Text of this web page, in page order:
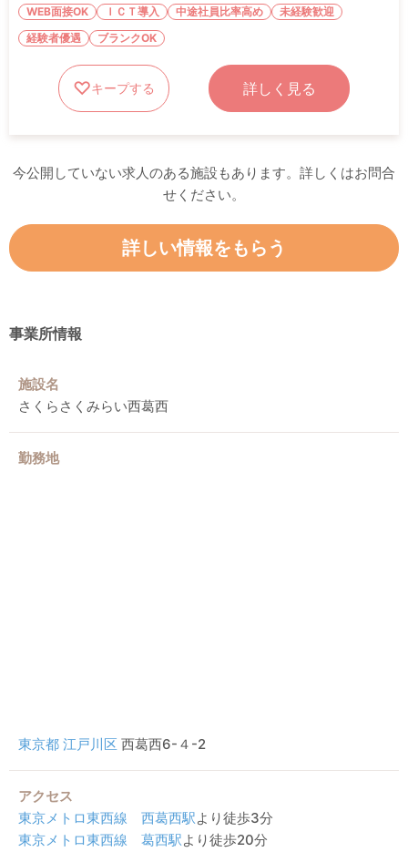
WEB面接OK ＩＣＴ導入 中途社員比率高め
未経験歓迎
経験者優遇
ブランクOK
キープする 詳しく見る
今公開していない求人のある施設もあります。詳しくはお問合
せください。
詳しい情報をもらう
事業所情報
施設名
さくらさくみらい西葛西
勤務地
東京都 江戸川区 西葛西6-４-2
アクセス
東京メトロ東西線
西葛西駅より徒歩3分
東京メトロ東西線
葛西駅より徒歩20分